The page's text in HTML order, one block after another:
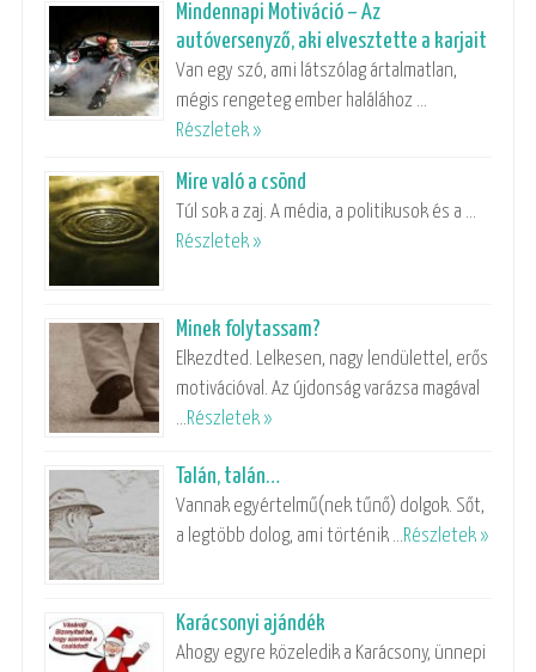
Mindennapi Motiváció – Az
autóversenyző, aki elvesztette a karjait
Van egy szó, ami látszólag ártalmatlan,
mégis rengeteg ember halálához …
Részletek »
Mire való a csönd
Túl sok a zaj. A média, a politikusok és a …
Részletek »
Minek folytassam?
Elkezdted. Lelkesen, nagy lendülettel, erős
motivációval. Az újdonság varázsa magával
…Részletek »
Talán, talán…
Vannak egyértelmű(nek tűnő) dolgok. Sőt,
a legtöbb dolog, ami történik …Részletek »
Karácsonyi ajándék
Ahogy egyre közeledik a Karácsony, ünnepi